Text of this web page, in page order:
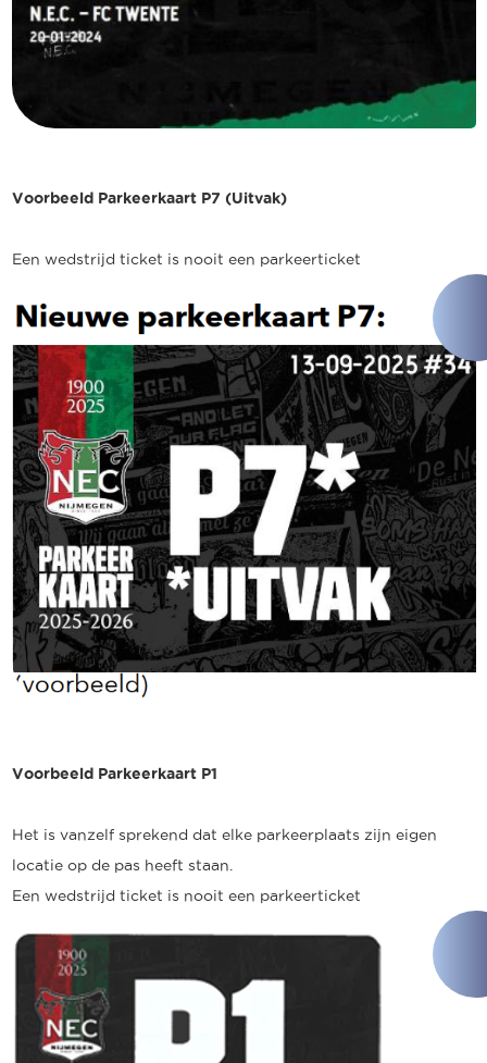
Voorbeeld Parkeerkaart P7 (Uitvak)
Een wedstrijd ticket is nooit een parkeerticket
Voorbeeld Parkeerkaart P1
Het is vanzelf sprekend dat elke parkeerplaats zijn eigen
locatie op de pas heeft staan.
Een wedstrijd ticket is nooit een parkeerticket